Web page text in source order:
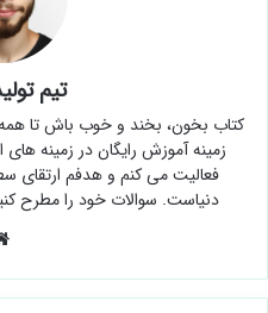
تیم
کتاب بخون، بخند و خوب باش تا
زمینه آموزش رایگان در زمینه های
فعالیت می کنم و هدفم ارتقای
دنیاست. سوالات خود را مطرح